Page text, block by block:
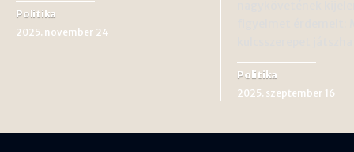
Politika
2025. november 24
Politika
2025. szeptember 16